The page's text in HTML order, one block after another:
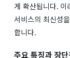
게 확산됩니다. 이
서비스의 최신성
합니다.
주요 특징과 장